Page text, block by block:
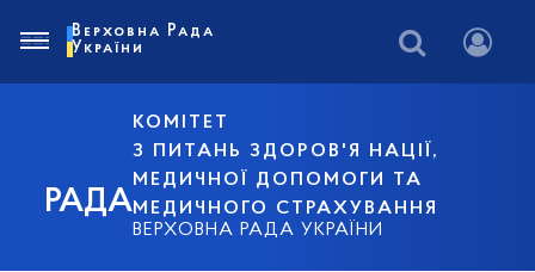
РАДА
КОМІТЕТ
З ПИТАНЬ ЗДОРОВ'Я НАЦІЇ,
МЕДИЧНОЇ ДОПОМОГИ ТА
МЕДИЧНОГО СТРАХУВАННЯ
ВЕРХОВНА РАДА УКРАЇНИ
Верховна Рада
України